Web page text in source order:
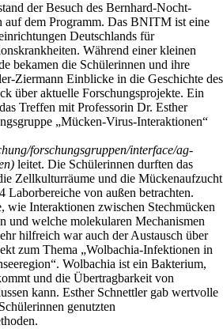
der Besuch des Bernhard-Nocht-
auf dem Programm. Das BNITM ist eine
Deutschlands für
Während einer kleinen
bekamen die Schülerinnen und ihre
Ziermann Einblicke in die Geschichte des
über aktuelle Forschungsprojekte. Ein
Treffen mit Professorin Dr. Esther
„Mücken-Virus-Interaktionen“
forschungsgruppen/interface/ag-
leitet. Die Schülerinnen durften das
Zellkulturräume und die Mückenaufzucht
Laborbereiche von außen betrachten.
wie Interaktionen zwischen Stechmücken
und welche molekularen Mechanismen
hilfreich war auch der Austausch über
zum Thema „Wolbachia-Infektionen in
Wolbachia ist ein Bakterium,
und die Übertragbarkeit von
kann. Esther Schnettler gab wertvolle
genutzten